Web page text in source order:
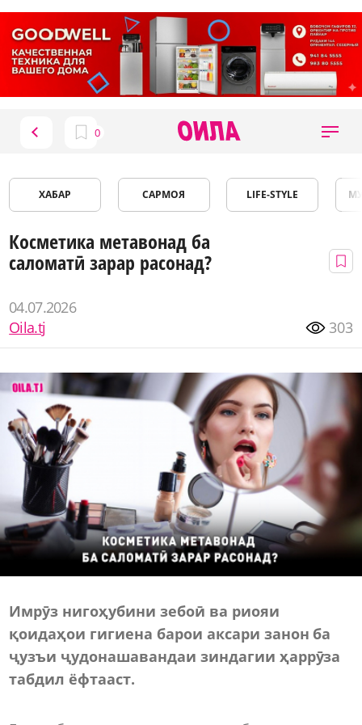
ХАБАР САРМОЯ LIFE-STYLE
Косметика метавонад ба
саломатӣ зарар расонад?
04.07.2026
Oila.tj
303
Имрӯз нигоҳубини зебоӣ ва риояи
қоидаҳои гигиена барои аксари занон ба
ҷузъи ҷудонашавандаи зиндагии ҳаррӯза
табдил ёфтааст.